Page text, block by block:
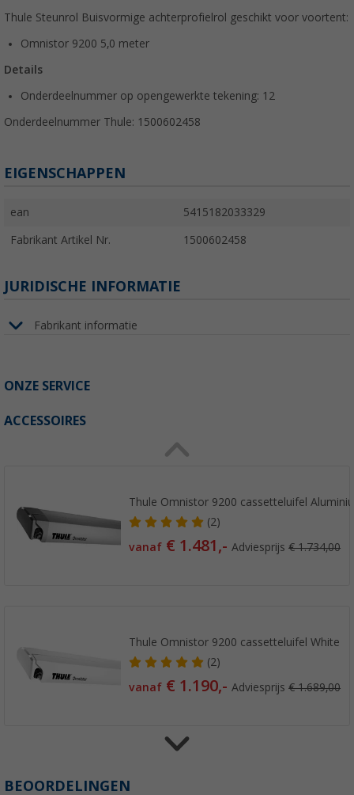
Thule Steunrol Buisvormige achterprofielrol geschikt voor voortent:
Omnistor 9200 5,0 meter
Details
Onderdeelnummer op opengewerkte tekening: 12
Onderdeelnummer Thule: 1500602458
EIGENSCHAPPEN
ean 5415182033329
Fabrikant Artikel Nr. 1500602458
JURIDISCHE INFORMATIE
Fabrikant informatie
ONZE SERVICE
ACCESSOIRES
Thule Omnistor 9200 cassetteluifel
(2)
vanaf € 1.481,-Adviesprijs€ 1.734,00
Thule Omnistor 9200 cassetteluifel White
(2)
vanaf € 1.190,-Adviesprijs€ 1.689,00
Thule Omnistor 9200 cassetteluifel Cream
BEOORDELINGEN